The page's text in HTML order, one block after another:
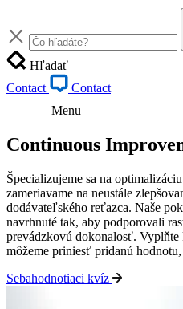
Hľadať
Contact
Contact
Menu
Continuous
Špecializujeme sa na
zameriavame na neustále
dodávateľského reťazca. Naše
navrhnuté tak, aby podporovali
prevádzkovú dokonalosť. Vyplňte
môžeme priniesť pridanú
Sebahodnotiaci kvíz